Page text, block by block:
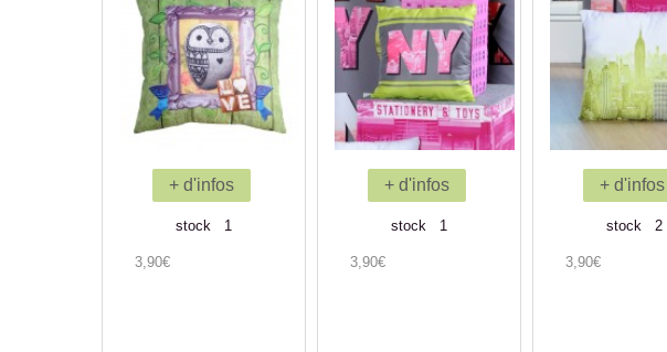
+ d'infos
stock 1
3,90€
+ d'infos
stock 1
3,90€
+ d'infos
stock 2
3,90€